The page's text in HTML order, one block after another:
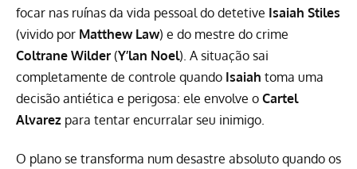
focar nas ruínas da vida pessoal do detetive Isaiah Stiles
(vivido por Matthew Law) e do mestre do crime
Coltrane Wilder (Y’lan Noel). A situação sai
completamente de controle quando Isaiah toma uma
decisão antiética e perigosa: ele envolve o Cartel
Alvarez para tentar encurralar seu inimigo.
O plano se transforma num desastre absoluto quando os